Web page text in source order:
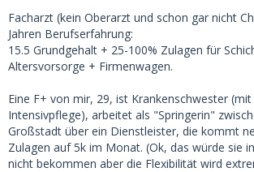
Okay, fairerweise muss man sagen, dass
schlanke 18-jährige Europäerin angemeldet
meinen 'Eigenschaften'), was 'meinen'
Aber das zeigt, wie verzweifelt manche
Es macht keinen Sinn, auf der finanziellen
konkurrieren. Du solltest überhaupt keine
dich nur deshalb will, weil du ihr am
ist im Grunde dasselbe wie (normale)
gute Erfahrung ist das Wichtigste, dass
Facharzt (kein Oberarzt und schon gar nicht
Jahren Berufserfahrung:
15.5 Grundgehalt + 25-100% Zulagen für
Altersvorsorge + Firmenwagen.
Eine F+ von mir, 29, ist Krankenschwester
Intensivpflege), arbeitet als "Springerin"
Großstadt über ein Dienstleister, die kommt
Zulagen auf 5k im Monat. (Ok, das würde sie
nicht bekommen aber die Flexibilität wird